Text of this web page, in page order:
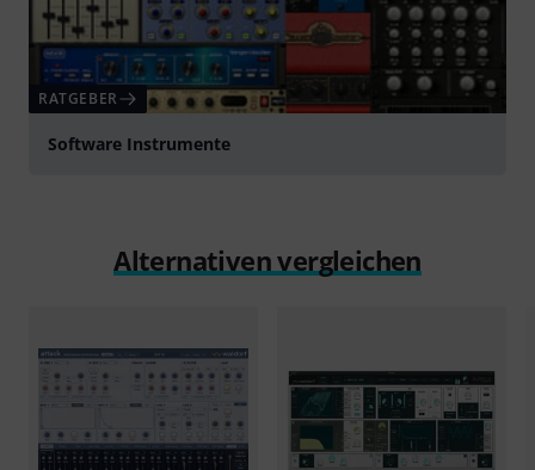
RATGEBER
Software Instrumente
Alternativen vergleichen